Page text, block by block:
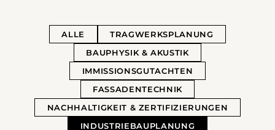
ALLE
TRAGWERKSPLANUNG
BAUPHYSIK & AKUSTIK
IMMISSIONSGUTACHTEN
FASSADENTECHNIK
NACHHALTIGKEIT & ZERTIFIZIERUNGEN
INDUSTRIEBAUPLANUNG